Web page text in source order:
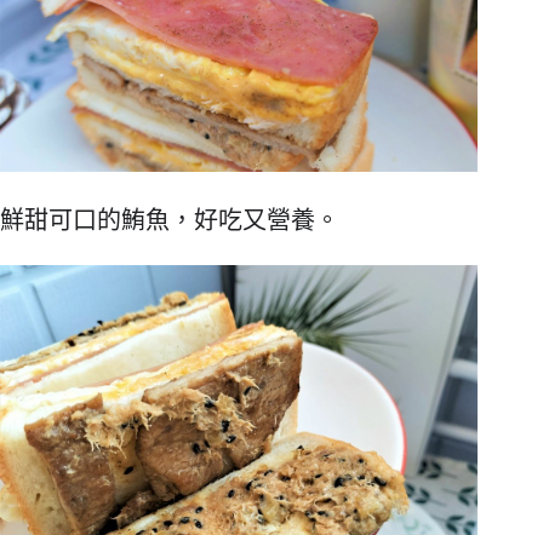
鮮甜可口的鮪魚，好吃又營養。